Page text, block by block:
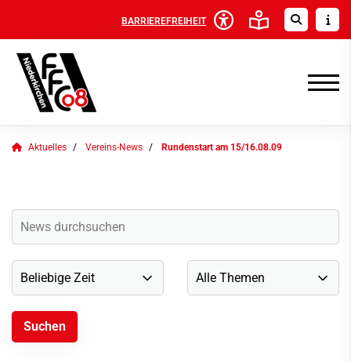
BARRIEREFREIHEIT
Aktuelles Vereins-News Rundenstart am 15/16.08.09